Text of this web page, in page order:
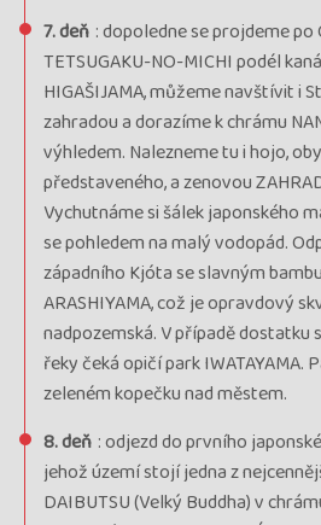
Termín 26.10. -
VYPRODÁNO, garance odjezdu,
Procházková
Kód termínu
Cena
termín
uzavřen
Termín 07.11.
VYPRODÁNO, garance odjezdu,
Dočkalová
Kód termínu
Cena
termín
uzavřen
7. deň : dopoledne se projdeme
TETSUGAKU-NO-MICHI podél
HIGAŠIJAMA, můžeme navštívit i
zahradou a dorazíme k chrámu
výhledem. Nalezneme tu i hojo,
představeného, a zenovou
Vychutnáme si šálek japonského
se pohledem na malý vodopád.
západního Kjóta se slavným
ARASHIYAMA, což je opravdový
nadpozemská. V případě dostatku
řeky čeká opičí park IWATAYAMA.
zeleném kopečku nad městem.
8. deň : odjezd do prvního
jehož území stojí jedna z
DAIBUTSU (Velký Buddha) v